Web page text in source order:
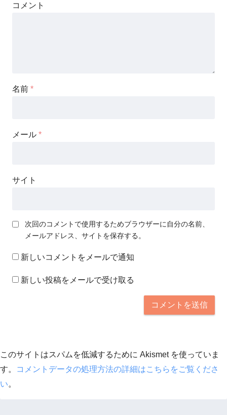
コメント
名前 *
メール *
サイト
次回のコメントで使用するためブラウザーに自分の名前、
メールアドレス、サイトを保存する。
新しいコメントをメールで通知
新しい投稿をメールで受け取る
このサイトはスパムを低減するために Akismet を使っていま
す。
コメントデータの処理方法の詳細はこちらをご覧くださ
い。